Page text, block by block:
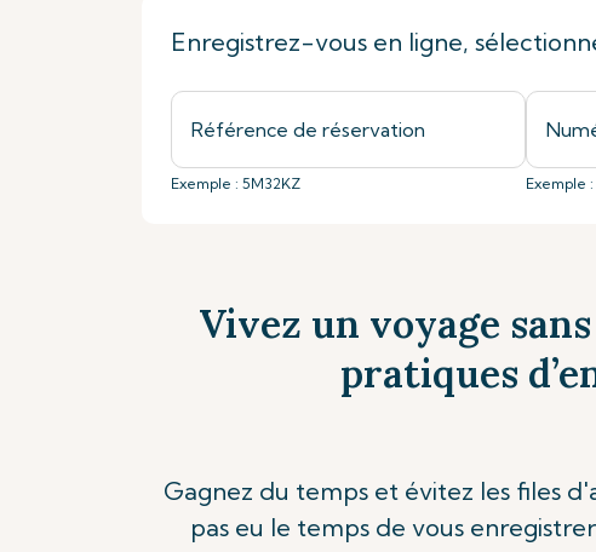
Enregistrez-vous en ligne,
Exemple : 5M32KZ Exemple :
Vivez un voyage
pratiques
Gagnez du temps et évitez les files
pas eu le temps de vous